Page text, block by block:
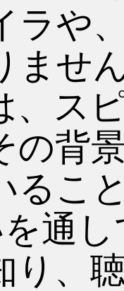
ラや
ませ
、ス
の背
るこ
通
り、